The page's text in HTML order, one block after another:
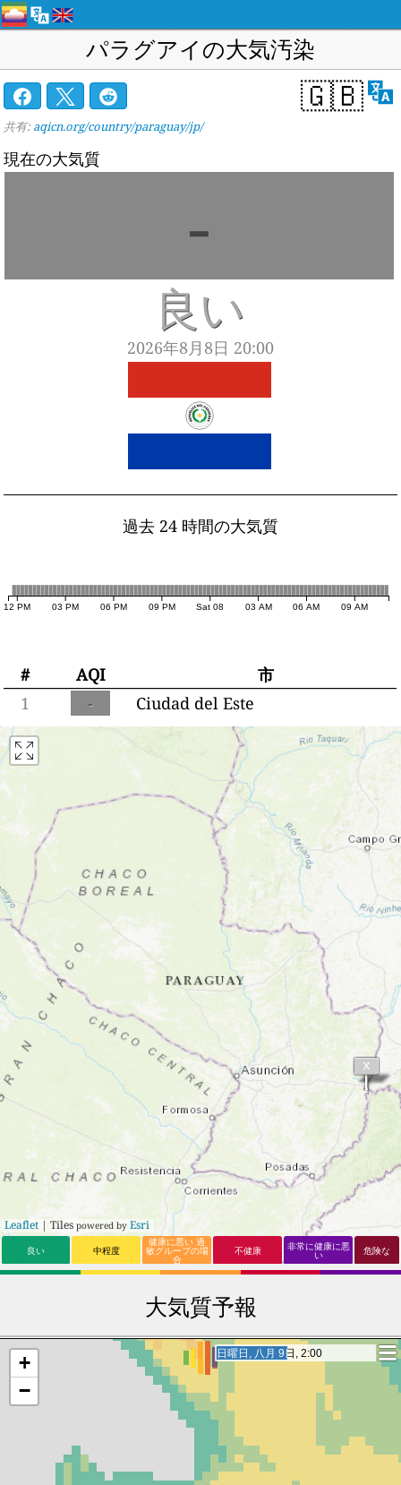
パラグアイの大気汚染
🇬🇧
共有: aqicn.org/country/paraguay/jp/
現在の大気質
-
良い
2026年8月8日 20:00
過去 24 時間の大気質
12 PM 03 PM 06 PM 09 PM Sat 08 03 AM 06 AM 09 AM
# AQI
市
1
- Ciudad del Este
Leaflet | Tiles powered by Esri
良い 中程度
健康に悪い 過
敏グループの場
合
不健康 非常に健康に悪
い 危険な
大気質予報
月曜日, 八月 10日, 2:00
月曜日, 八月 10日, 2:00
+
−